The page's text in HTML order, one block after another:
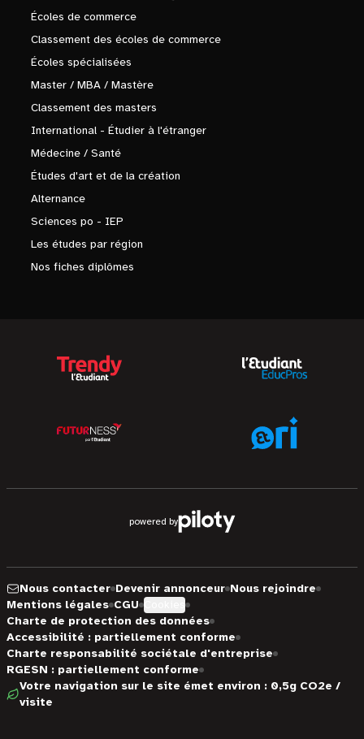
Écoles de commerce
Classement des écoles de commerce
Écoles spécialisées
Master / MBA / Mastère
Classement des masters
International - Étudier à l'étranger
Médecine / Santé
Études d'art et de la création
Alternance
Sciences po - IEP
Les études par région
Nos fiches diplômes
powered by
Nous contacter Devenir annonceur Nous rejoindre
Mentions légales CGU
Charte de protection des données
Accessibilité : partiellement conforme
Charte responsabilité sociétale d'entreprise
RGESN : partiellement conforme
Votre navigation sur le site émet environ : 0,5g CO2e /
visite